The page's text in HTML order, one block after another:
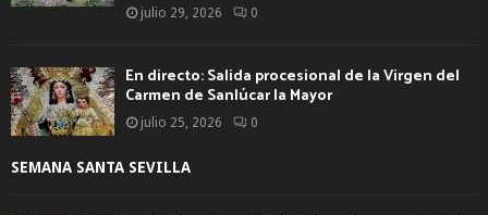
julio 29, 2026 0
En directo: Salida procesional de la Virgen del
Carmen de Sanlúcar la Mayor
julio 25, 2026 0
SEMANA SANTA SEVILLA